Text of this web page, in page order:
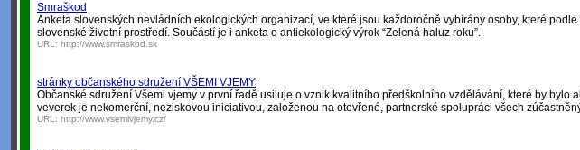
Smraškod
Anketa slovenských nevládních ekologických organizací, ve které jsou každoročně vybírány osoby, které
slovenské životní prostředí. Součástí je i anketa o antiekologický výrok “Zelená haluz roku”.
URL: http://www.smraskod.sk
stránky občanského sdružení VŠEMI VJEMY
Občanské sdružení Všemi vjemy v první řadě usiluje o vznik kvalitního předškolního vzdělávání, které by bylo
veverek je nekomerční, neziskovou iniciativou, založenou na otevřené, partnerské spolupráci všech
URL: http://www.vsemivjemy.cz/